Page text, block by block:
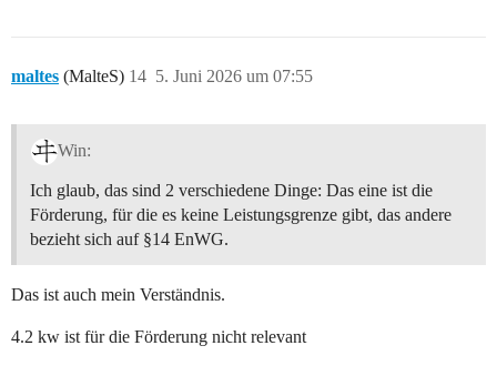
maltes (MalteS) 5. Juni 2026 um 07:55
14
Win:
Ich glaub, das sind 2 verschiedene Dinge: Das eine ist die
Förderung, für die es keine Leistungsgrenze gibt, das andere
bezieht sich auf §14 EnWG.
Das ist auch mein Verständnis.
4.2 kw ist für die Förderung nicht relevant